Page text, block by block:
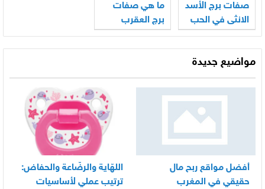
صفات برج الأسد
الانثى في الحب
ما هي صفات
برج العقرب
مواضيع جديدة
أفضل مواقع ربح مال
حقيقي في المغرب
اللهّاية والرضّاعة والحفاض:
ترتيب عملي لأساسيات